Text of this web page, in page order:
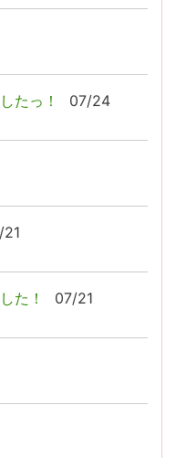
たっ！ 07/24
た！ 07/21